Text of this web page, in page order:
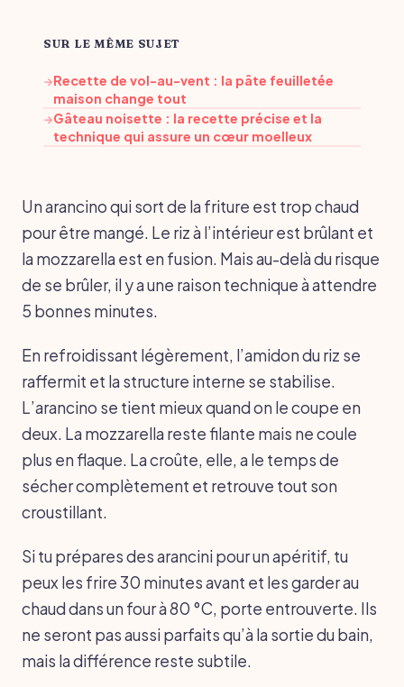
SUR LE MÊME SUJET
→Recette de vol-au-vent : la pâte feuilletée
maison change tout
→Gâteau noisette : la recette précise et la
technique qui assure un cœur moelleux
Un arancino qui sort de la friture est trop chaud
pour être mangé. Le riz à l’intérieur est brûlant et
la mozzarella est en fusion. Mais au-delà du risque
de se brûler, il y a une raison technique à attendre
5 bonnes minutes.
En refroidissant légèrement, l’amidon du riz se
raffermit et la structure interne se stabilise.
L’arancino se tient mieux quand on le coupe en
deux. La mozzarella reste filante mais ne coule
plus en flaque. La croûte, elle, a le temps de
sécher complètement et retrouve tout son
croustillant.
Si tu prépares des arancini pour un apéritif, tu
peux les frire 30 minutes avant et les garder au
chaud dans un four à 80 °C, porte entrouverte. Ils
ne seront pas aussi parfaits qu’à la sortie du bain,
mais la différence reste subtile.